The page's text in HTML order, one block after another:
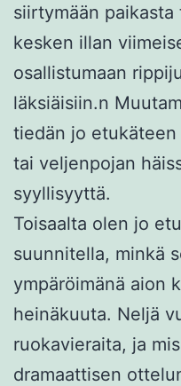
siirtymään
kesken illan
osallistumaan
läksiäisiin.n
tiedän jo
tai veljenpojan
syyllisyyttä.
Toisaalta olen jo
suunnitella, minkä
ympäröimänä aion
heinäkuuta. Neljä
ruokavieraita, ja
dramaattisen